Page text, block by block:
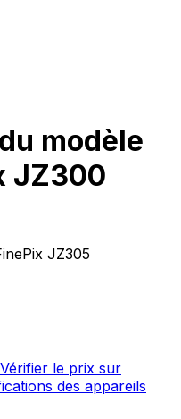
modèle
JZ300
JZ305
Vérifier le prix sur
des appareils